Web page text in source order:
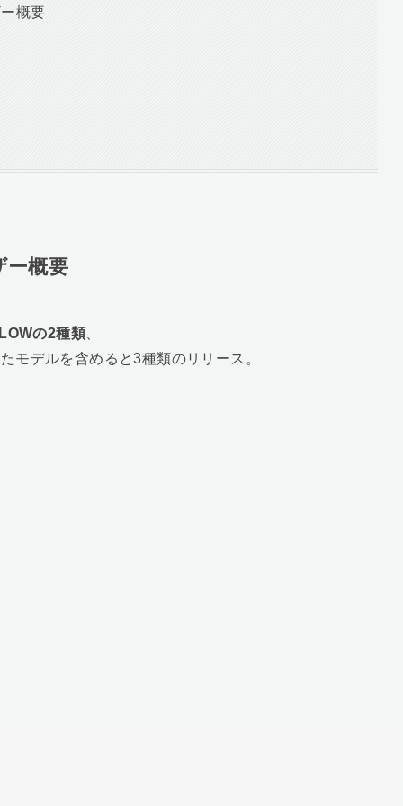
概要
ー概要
の2種類
モデルを含めると3種類のリリース。